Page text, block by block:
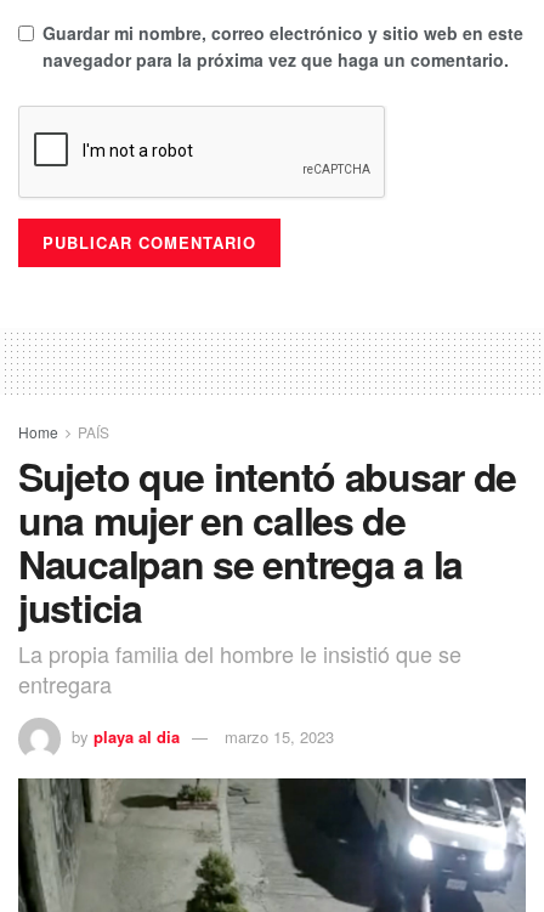
Guardar mi nombre, correo electrónico y sitio web en este
navegador para la próxima vez que haga un comentario.
Home PAÍS
Sujeto que intentó abusar de
una mujer en calles de
Naucalpan se entrega a la
justicia
La propia familia del hombre le insistió que se
entregara
by playa al dia marzo 15, 2023